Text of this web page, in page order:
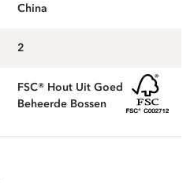
China
2
FSC® Hout Uit Goed
Beheerde Bossen